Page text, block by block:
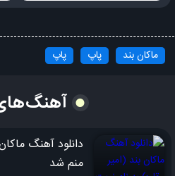
مگه نمی دونی چیه
مگه نمی دونی که
مگه نمی دونی چیه
این گرما میشم تنها
ماکان بند پاپ پاپ
دانلود آهنگ
منم شد